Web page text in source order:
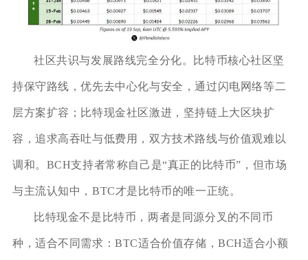
社区共识与发展路线完全分化。比特币核心社区坚
持保守路线，优先去中心化与安全，通过闪电网络等二
层方案扩容；比特现金社区激进，坚持链上大区块扩
容，追求高吞吐与低费用，双方技术路线与价值观难以
调和。BCH支持者常称自己是“真正的比特币”，但市场
与主流认知中，BTC才是比特币的唯一正统。
比特现金不是比特币，两者是同源分叉的不同币
种，适合不同需求：BTC适合价值存储，BCH适合小额